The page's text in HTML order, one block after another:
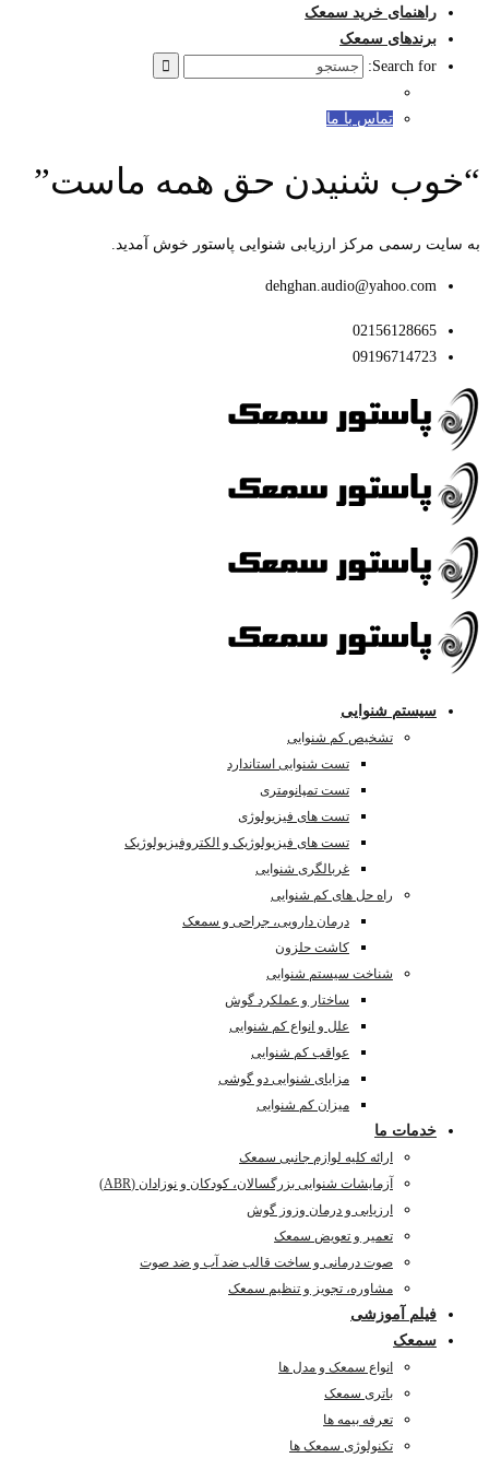
راهنمای خرید سمعک
برندهای سمعک
Search for:
تماس با ما
“خوب شنیدن حق همه ماست”
به سایت رسمی مرکز ارزیابی شنوایی پاستور خوش آمدید.
dehghan.audio@yahoo.com
02156128665
09196714723
سیستم شنوایی
تشخیص کم شنوایی
تست شنوایی استاندارد
تست تمپانومتری
تست های فیزیولوژی
تست های فیزیولوژیک و الکتروفیزیولوژیک
غربالگری شنوایی
راه حل های کم شنوایی
درمان دارویی، جراحی و سمعک
کاشت حلزون
شناخت سیستم شنوایی
ساختار و عملکرد گوش
علل و انواع کم شنوایی
عواقب کم شنوایی
مزایای شنوایی دو گوشی
میزان کم شنوایی
خدمات ما
ارائه کلیه لوازم جانبی سمعک
آزمایشات شنوایی بزرگسالان، کودکان و نوزادان (ABR)
ارزیابی و درمان وزوز گوش
تعمیر و تعویض سمعک
صوت درمانی و ساخت قالب ضد آب و ضد صوت
مشاوره، تجویز و تنظیم سمعک
فیلم آموزشی
سمعک
انواع سمعک و مدل ها
باتری سمعک
تعرفه بیمه ها
تکنولوژی سمعک ها